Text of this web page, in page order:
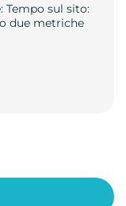
Tempo sul sito:
due metriche